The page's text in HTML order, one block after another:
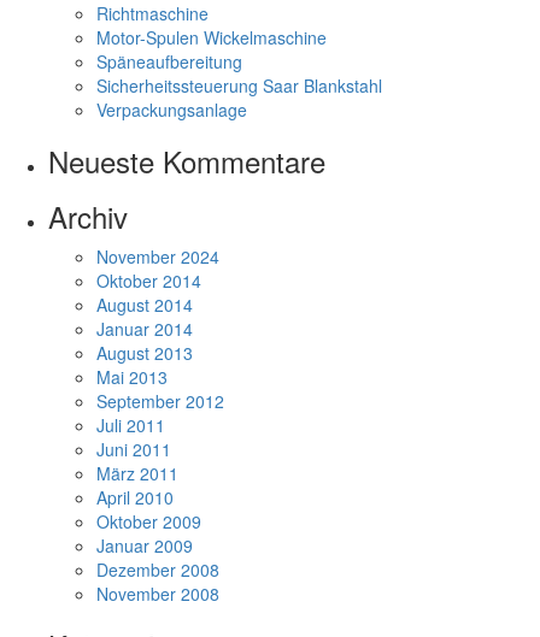
Richtmaschine
Motor-Spulen Wickelmaschine
Späneaufbereitung
Sicherheitssteuerung Saar Blankstahl
Verpackungsanlage
Neueste Kommentare
Archiv
November 2024
Oktober 2014
August 2014
Januar 2014
August 2013
Mai 2013
September 2012
Juli 2011
Juni 2011
März 2011
April 2010
Oktober 2009
Januar 2009
Dezember 2008
November 2008